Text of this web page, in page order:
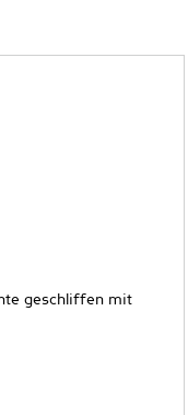
geschliffen mit